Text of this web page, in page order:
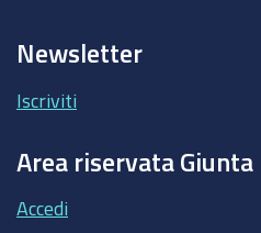
Newsletter
Iscriviti
Area riservata Giunta
Accedi